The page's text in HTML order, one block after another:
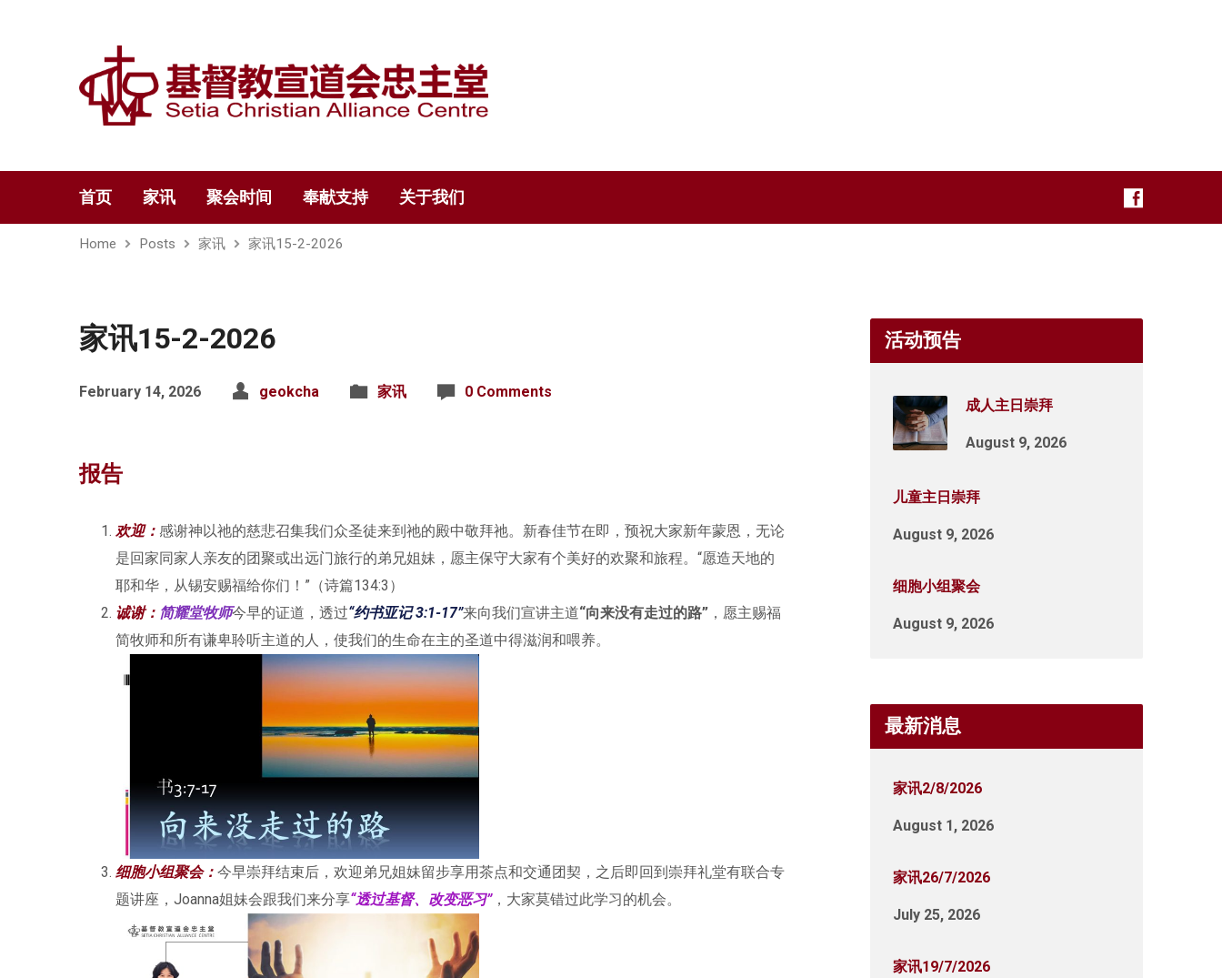
首页 家讯 聚会时间 奉献支持 关于我们
Home Posts 家讯 家讯15-2-2026
家讯15-2-2026
February 14, 2026 geokcha 家讯 0 Comments
报告
欢迎： 感谢神以祂的慈悲召集我们众圣徒来到祂的殿中敬拜祂。新春佳节在即，预祝大家新年蒙恩，无论
是回家同家人亲友的团聚或出远门旅行的弟兄姐妹，愿主保守大家有个美好的欢聚和旅程。“愿造天地的
耶和华，从锡安赐福给你们！”（诗篇134:3）
诚谢： 简耀堂牧师今早的证道，透过“约书亚记 3:1-17”来向我们宣讲主道“向来没有走过的路” ，愿主赐福
简牧师和所有谦卑聆听主道的人，使我们的生命在主的圣道中得滋润和喂养。
细胞小组聚会： 今早崇拜结束后，欢迎弟兄姐妹留步享用茶点和交通团契，之后即回到崇拜礼堂有联合专
题讲座，Joanna姐妹会跟我们来分享“透过基督、改变恶习”，大家莫错过此学习的机会。
活动预告
成人主日崇拜
August 9, 2026
儿童主日崇拜
August 9, 2026
细胞小组聚会
August 9, 2026
最新消息
家讯2/8/2026
August 1, 2026
家讯26/7/2026
July 25, 2026
家讯19/7/2026